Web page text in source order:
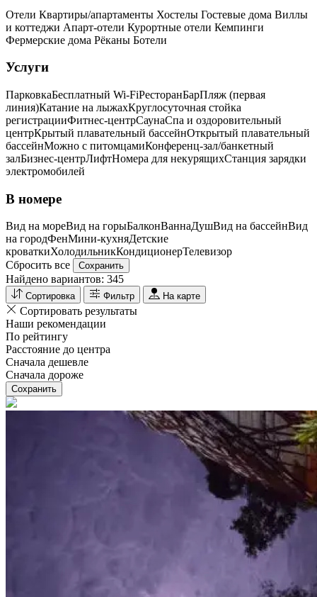
Отели Квартиры/апартаменты Хостелы Гостевые дома Виллы
и коттеджи Апарт-отели Курортные отели Кемпинги
Фермерские дома Рёканы Ботели
Услуги
ПарковкаБесплатный Wi-FiРесторанБарПляж (первая
линия)Катание на лыжахКруглосуточная стойка
регистрацииФитнес-центрСаунаСпа и оздоровительный
центрКрытый плавательный бассейнОткрытый плавательный
бассейнМожно с питомцамиКонференц-зал/банкетный
залБизнес-центрЛифтНомера для некурящихCтанция зарядки
электромобилей
В номере
Вид на мореВид на горыБалконВаннаДушВид на бассейнВид
на городФенМини-кухняДетские
кроваткиХолодильникКондиционерТелевизор
Сбросить все
Сохранить
Найдено вариантов: 345
Сортировка Фильтр На карте
Сортировать результаты
Наши рекомендации
По рейтингу
Расстояние до центра
Сначала дешевле
Сначала дороже
Сохранить